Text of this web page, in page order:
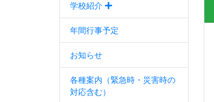
学校紹介
年間行事予定
お知らせ
各種案内（緊急時・災害時の
対応含む）